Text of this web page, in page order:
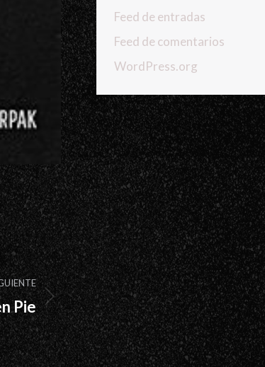
Pie
Feed de entradas
Feed de comentarios
WordPress.org